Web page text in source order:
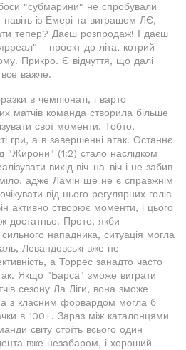
боси "субмарини" не спробували
із Емері та виграшом ЛЄ,
тепер? Даєш розпродаж! І даєш
- проект до літа, котрий
Прикро. Є відчуття, що далі
важче.
в чемпіонаті, і варто
матчів команда створила більше
свої моменти. Тобто,
гри, а в завершенні атак. Останнє
"Жирони" (1:2) стало наслідком
вихід віч-на-віч і не забив
адже Ламін ще не є справжнім
від нього регулярних голів
активно створює моменти, і цього
достатньо. Проте, якби
нападника, ситуація могла
Левандовські вже не
а Торрес занадто часто
Якщо "Барса" зможе виграти
сезону Ла Ліги, вона зможе
з класним форвардом могла б
в 100+. Зараз між каталонцями
світу стоїть всього один
вже незабаром, і хороший